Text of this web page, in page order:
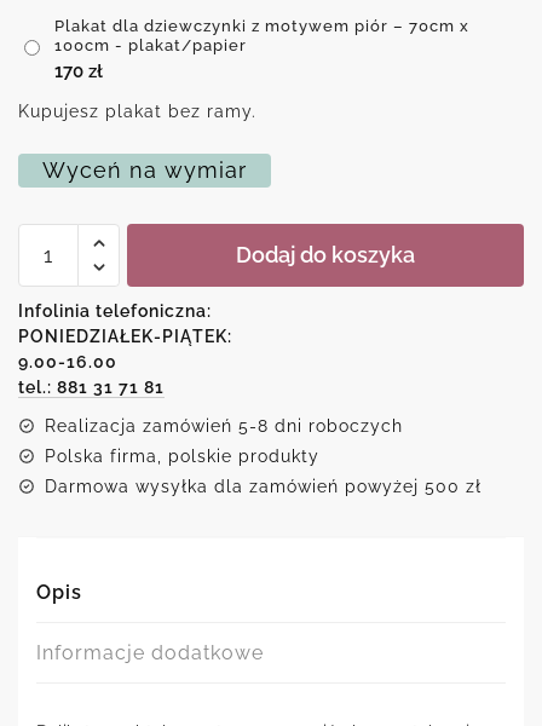
Plakat dla dziewczynki z motywem piór – 70cm x
100cm - plakat/papier
170 zł
Kupujesz plakat bez ramy.
Wyceń na wymiar
Plakat
z
motywem
piór
Dodaj do koszyka
Infolinia telefoniczna:
PONIEDZIAŁEK-PIĄTEK:
9.00-16.00
tel.: 881 31 71 81
Realizacja zamówień 5-8 dni roboczych
Polska firma, polskie produkty
Darmowa wysyłka dla zamówień powyżej 500 zł
Opis
Informacje dodatkowe